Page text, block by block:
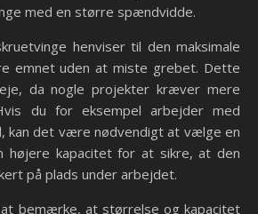
med en større spændvidde.
henviser til den maksimale
emnet uden at miste grebet. Dette
da nogle projekter kræver mere
du for eksempel arbejder med
kan det være nødvendigt at vælge en
højere kapacitet for at sikre, at den
på plads under arbejdet.
bemærke, at størrelse og kapacitet